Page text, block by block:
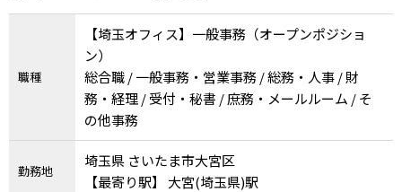
職種
【埼玉オフィス】一般事務（オープンポジショ
ン）
総合職 / 一般事務・営業事務 / 総務・人事 / 財
務・経理 / 受付・秘書 / 庶務・メールルーム / そ
の他事務
勤務地
埼玉県 さいたま市大宮区
【最寄り駅】 大宮(埼玉県)駅